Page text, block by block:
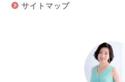
サイトマップ